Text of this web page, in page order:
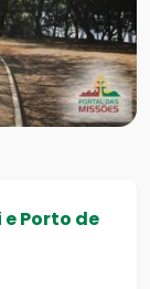
Porto de